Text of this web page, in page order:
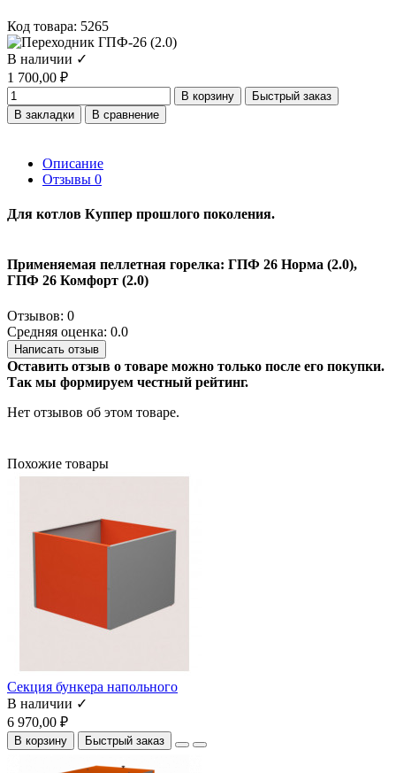
Код товара: 5265
В наличии ✓
1 700,00 ₽
В корзину
Быстрый заказ
В закладки
В сравнение
Описание
Отзывы 0
Для котлов Куппер прошлого поколения.
Применяемая пеллетная горелка: ГПФ 26 Норма (2.0),
ГПФ 26 Комфорт (2.0)
Отзывов: 0
Средняя оценка: 0.0
Написать отзыв
Оставить отзыв о товаре можно только после его покупки.
Так мы формируем честный рейтинг.
Нет отзывов об этом товаре.
Похожие товары
Секция бункера напольного
В наличии ✓
6 970,00 ₽
В корзину Быстрый заказ